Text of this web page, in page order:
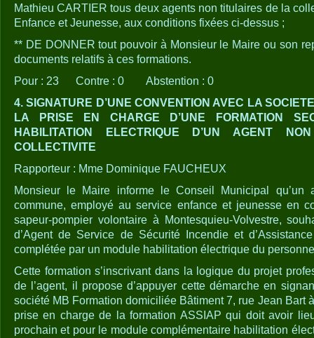
Mathieu CARTIER tous deux agents non titulaires de la
Enfance et Jeunesse, aux conditions fixées ci-dessus ;
** DE DONNER tout pouvoir à Monsieur le Maire ou son
documents relatifs à ces formations.
Pour : 23 Contre : 0 Abstention : 0
4. SIGNATURE D’UNE CONVENTION AVEC LA
LA PRISE EN CHARGE D’UNE FORMATION
HABILITATION ELECTRIQUE D’UN AGENT
COLLECTIVITE
Rapporteur : Mme Dominique FAUCHEUX
Monsieur le Maire informe le Conseil Municipal
commune, employé au service enfance et jeunesse en
sapeur-pompier volontaire à Montesquieu-Volvestre,
d’Agent de Service de Sécurité Incendie et
complétée par un module habilitation électrique du
Cette formation s’inscrivant dans la logique du projet
de l’agent, il propose d’appuyer cette démarche en
société MB Formation domiciliée Bâtiment 7, rue Jean Bart
prise en charge de la formation ASSIAP qui doit avoir
prochain et pour le module complémentaire habilitation